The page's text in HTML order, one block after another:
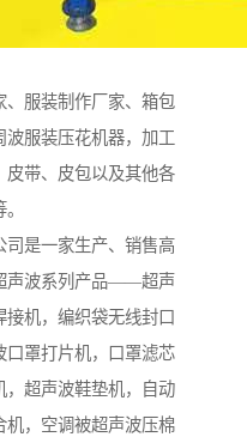
、服装制作厂家、箱包
服装压花机器，加工
皮带、皮包以及其他各
司是一家生产、销售高
声波系列产品——超声
机，编织袋无线封口
口罩打片机，口罩滤芯
，超声波鞋垫机，自动
机，空调被超声波压棉